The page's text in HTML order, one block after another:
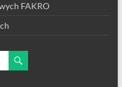
FAKRO